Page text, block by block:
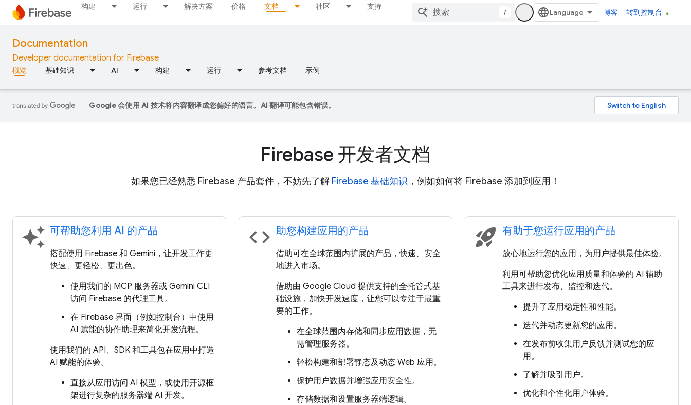
构建 运行 解决方案 价格 文档 社区 支持
/ 博客 转到控制台
Documentation
Developer documentation for Firebase
概览 基础知识 AI 构建 运行 参考文档 示例
Google 会使用 AI 技术将内容翻译成您偏好的语言。AI 翻译可能包含错误。
Firebase 开发者文档
如果您已经熟悉 Firebase 产品套件，不妨先了解 Firebase 基础知识 ，例如如何将 Firebase 添加到应用！
auto_awesome 可帮助您利用 AI 的产品
搭配使用 Firebase 和 Gemini，让开发工作更
快速、更轻松、更出色。
使用我们的 MCP 服务器或 Gemini CLI
访问 Firebase 的代理工具。
在 Firebase 界面（例如控制台）中使用
AI 赋能的协作助理来简化开发流程。
使用我们的 API、SDK 和工具包在应用中打造
AI 赋能的体验。
直接从应用访问 AI 模型，或使用开源框
架进行复杂的服务器端 AI 开发。
code 助您构建应用的产品
借助可在全球范围内扩展的产品，快速、安全
地进入市场。
借助由 Google Cloud 提供支持的全托管式基
础设施，加快开发速度，让您可以专注于最重
要的工作。
在全球范围内存储和同步应用数据，无
需管理服务器。
轻松构建和部署静态及动态 Web 应用。
保护用户数据并增强应用安全性。
存储数据和设置服务器端逻辑。
rocket_launch 有助于您运行应用的产品
放心地运行您的应用，为用户提供最佳体验。
利用可帮助您优化应用质量和体验的 AI 辅助
工具来进行发布、监控和迭代。
提升了应用稳定性和性能。
迭代并动态更新您的应用。
在发布前收集用户反馈并测试您的应
用。
了解并吸引用户。
优化和个性化用户体验。